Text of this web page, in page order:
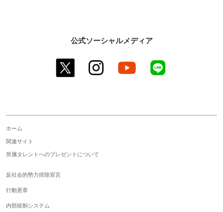
公式ソーシャルメディア
twitter instagram youtube
ホーム
関連サイト
所属タレントへのプレゼントについて
反社会的勢力排除宣言
行動憲章
内部統制システム